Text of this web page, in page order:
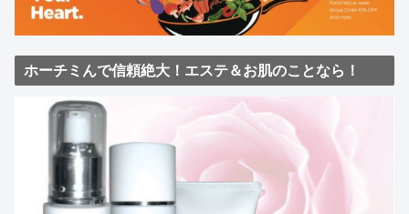
ホーチミんで信頼絶大！エステ＆お肌のことなら！